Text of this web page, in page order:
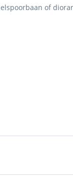
of